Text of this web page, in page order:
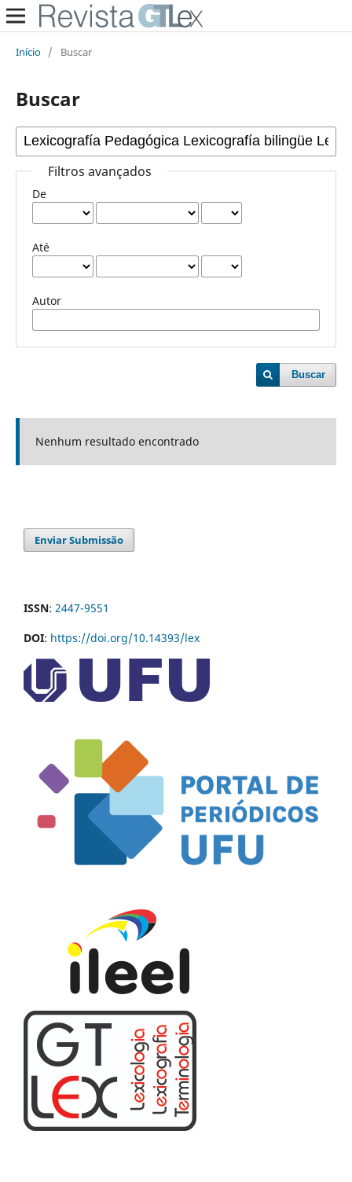
Início / Buscar
Buscar
Filtros avançados
De
Até
Autor
Buscar
Nenhum resultado encontrado
Enviar Submissão
ISSN: 2447-9551
DOI: https://doi.org/10.14393/lex